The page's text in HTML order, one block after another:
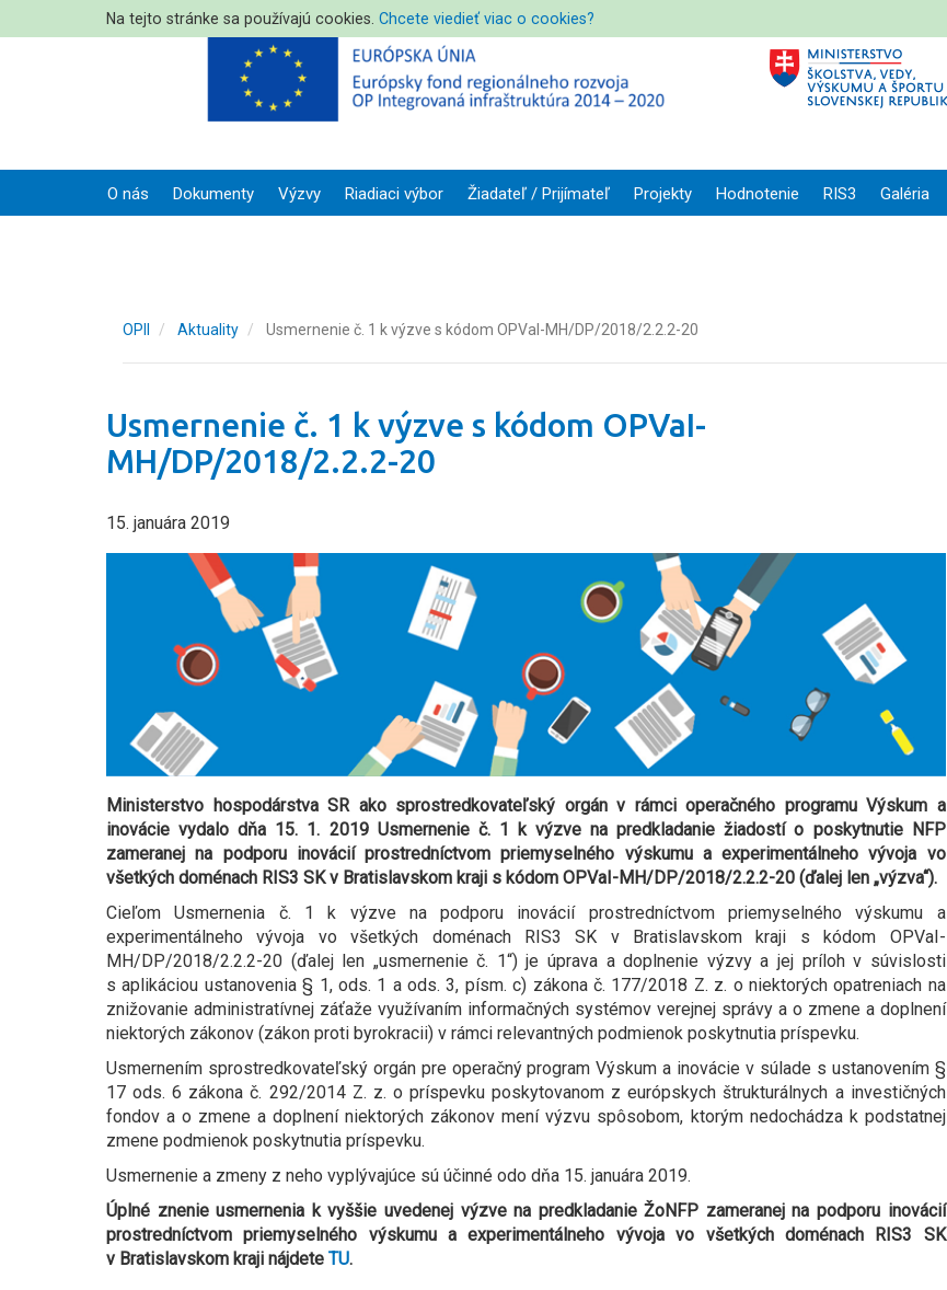
Na tejto stránke sa používajú cookies. Chcete viedieť viac o cookies?
O nás Dokumenty Výzvy Riadiaci výbor Žiadateľ / Prijímateľ Projekty Hodnotenie RIS3 Galéria
OPII Aktuality Usmernenie č. 1 k výzve s kódom OPVaI-MH/DP/2018/2.2.2-20
Usmernenie č. 1 k výzve s kódom OPVaI-
MH/DP/2018/2.2.2-20
15. januára 2019
Ministerstvo hospodárstva SR ako sprostredkovateľský orgán v rámci operačného programu Výskum a
inovácie vydalo dňa 15. 1. 2019 Usmernenie č. 1 k výzve na predkladanie žiadostí o poskytnutie NFP
zameranej na podporu inovácií prostredníctvom priemyselného výskumu a experimentálneho vývoja vo
všetkých doménach RIS3 SK v Bratislavskom kraji s kódom OPVaI-MH/DP/2018/2.2.2-20 (ďalej len „výzva“).
Cieľom Usmernenia č. 1 k výzve na podporu inovácií prostredníctvom priemyselného výskumu a
experimentálneho vývoja vo všetkých doménach RIS3 SK v Bratislavskom kraji s kódom OPVaI-
MH/DP/2018/2.2.2-20 (ďalej len „usmernenie č. 1“) je úprava a doplnenie výzvy a jej príloh v súvislosti
s aplikáciou ustanovenia § 1, ods. 1 a ods. 3, písm. c) zákona č. 177/2018 Z. z. o niektorých opatreniach na
znižovanie administratívnej záťaže využívaním informačných systémov verejnej správy a o zmene a doplnení
niektorých zákonov (zákon proti byrokracii) v rámci relevantných podmienok poskytnutia príspevku.
Usmernením sprostredkovateľský orgán pre operačný program Výskum a inovácie v súlade s ustanovením §
17 ods. 6 zákona č. 292/2014 Z. z. o príspevku poskytovanom z európskych štrukturálnych a investičných
fondov a o zmene a doplnení niektorých zákonov mení výzvu spôsobom, ktorým nedochádza k podstatnej
zmene podmienok poskytnutia príspevku.
Usmernenie a zmeny z neho vyplývajúce sú účinné odo dňa 15. januára 2019.
Úplné znenie usmernenia k vyššie uvedenej výzve na predkladanie ŽoNFP zameranej na podporu inovácií
prostredníctvom priemyselného výskumu a experimentálneho vývoja vo všetkých doménach RIS3 SK
v Bratislavskom kraji nájdete TU.